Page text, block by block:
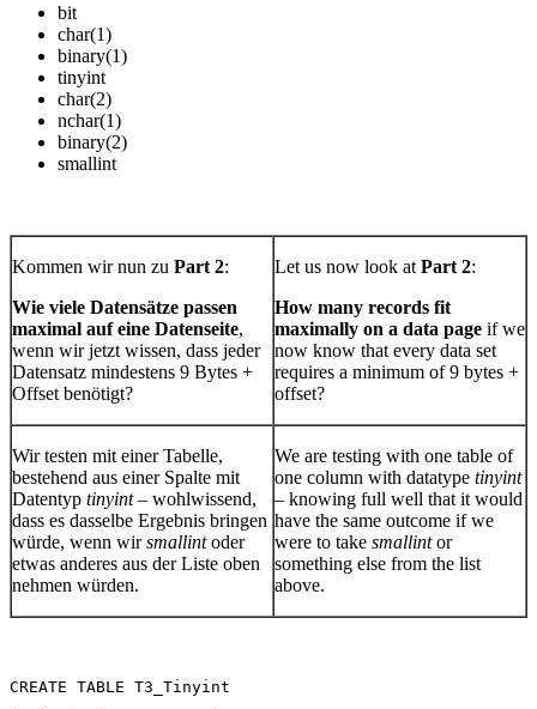
bit
char(1)
binary(1)
tinyint
char(2)
nchar(1)
binary(2)
smallint
Kommen wir nun zu Part 2:
Wie viele Datensätze passen
maximal auf eine Datenseite,
wenn wir jetzt wissen, dass jeder
Datensatz mindestens 9 Bytes +
Offset benötigt?
Let us now look at Part 2:
How many records fit
maximally on a data page if we
now know that every data set
requires a minimum of 9 bytes +
offset?
Wir testen mit einer Tabelle,
bestehend aus einer Spalte mit
Datentyp tinyint– wohlwissend,
dass es dasselbe Ergebnis bringen
würde, wenn wirsmallintoder
etwas anderes aus der Liste oben
nehmen würden.
We are testing with one table of
one column with datatype tinyint
– knowing full well that it would
have the same outcome if we
were to take smallintor
something else from the list
above.
CREATE TABLE T3_Tinyint